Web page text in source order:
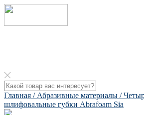
Главная / Абразивные материалы /
шлифовальные губки Abrafoam Sia​